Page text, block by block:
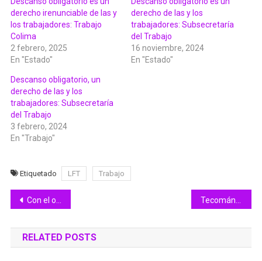
derecho irenunciable de las y
los trabajadores: Trabajo
Colima
2 febrero, 2025
En "Estado"
derecho de las y los
trabajadores: Subsecretaría
del Trabajo
16 noviembre, 2024
En "Estado"
Descanso obligatorio, un
derecho de las y los
trabajadores: Subsecretaría
del Trabajo
3 febrero, 2024
En "Trabajo"
Etiquetado LFT Trabajo
Navegación
de
entradas
Con el oro a Azucena Mariano, cierra participación de Colima en paratletismo de Paranacionales
RELATED POSTS